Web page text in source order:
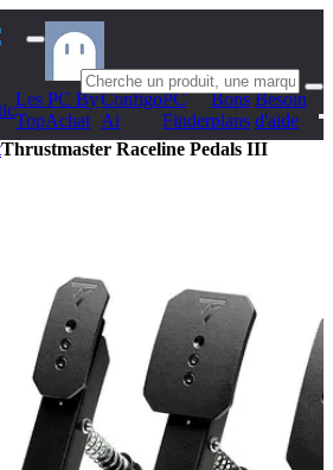
Les PC By
TopAchat
Configo
Ai
PC
Finder
Bons
plans
Besoin
d'aide
Thrustmaster Raceline Pedals III